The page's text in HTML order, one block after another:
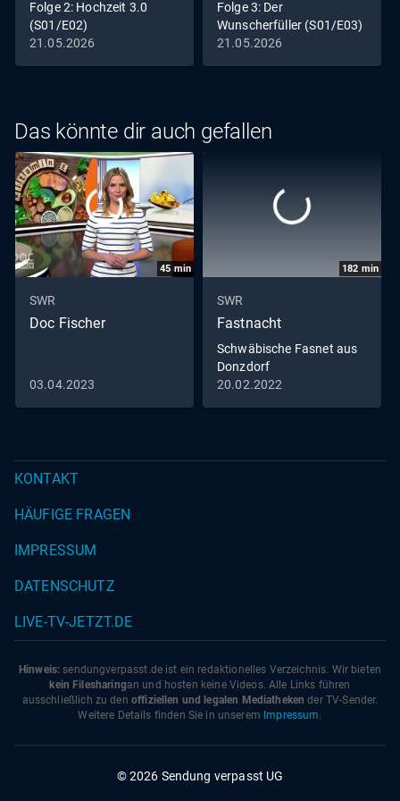
Folge 2: Hochzeit 3.0
(S01/E02)
21.05.2026
Folge 3: Der
Wunscherfüller (S01/E03)
21.05.2026
Das könnte dir auch gefallen
45 min
SWR
Doc Fischer
03.04.2023
182 min
SWR
Fastnacht
Schwäbische Fasnet aus
Donzdorf
20.02.2022
KONTAKT
HÄUFIGE FRAGEN
IMPRESSUM
DATENSCHUTZ
LIVE-TV-JETZT.DE
Hinweis: sendungverpasst.de ist ein redaktionelles Verzeichnis. Wir bieten
kein Filesharingan und hosten keine Videos. Alle Links führen
ausschließlich zu den offiziellen und legalen Mediatheken der TV-Sender.
Weitere Details finden Sie in unserem Impressum.
© 2026 Sendung verpasst UG